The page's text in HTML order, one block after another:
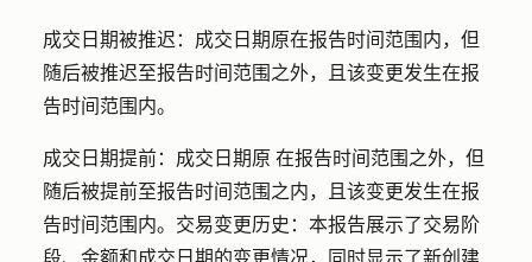
成交日期被推迟： 成交日期原在报告时间范围内，但
随后被推迟至报告时间范围之外，且该变更发生在报
告时间范围内。
成交日期提前：成交日期原 在报告时间范围之外，但
随后被提前至报告时间范围之内，且该变更发生在报
告时间范围内。 交易变更历史： 本报告展示了交易阶